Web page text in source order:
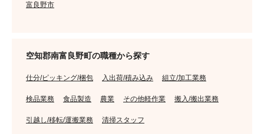
富良野市
空知郡南富良野町の職種から探す
仕分/ピッキング/梱包 入出荷/積み込み 組立/加工業務
検品業務 食品製造 農業 その他軽作業 搬入/搬出業務
引越し/移転/運搬業務 清掃スタッフ